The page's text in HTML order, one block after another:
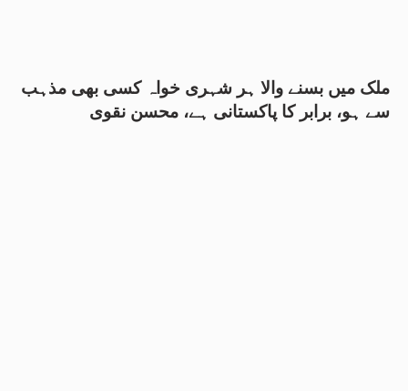
ملک میں بسنے والا ہر شہری خواہ کسی بھی مذہب
سے ہو، برابر کا پاکستانی ہے، محسن نقوی